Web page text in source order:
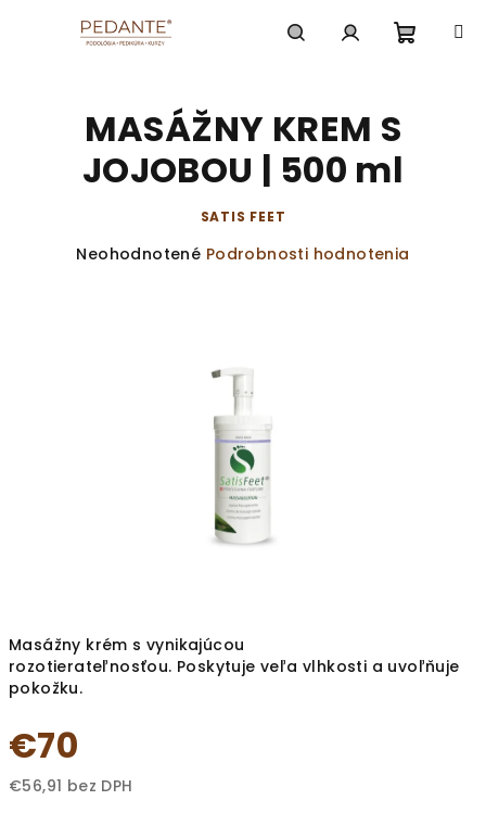
Masážny krém s vynikajúcou
rozotierateľnosťou. Poskytuje veľa vlhkosti a uvoľňuje
pokožku.
€70
€56,91 bez DPH
MASÁŽNY KREM S
JOJOBOU | 500 ml
SATIS FEET
Priemerné
Neohodnotené Podrobnosti hodnotenia